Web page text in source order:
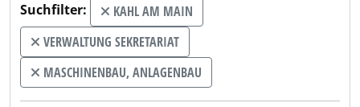
Suchfilter:
KAHL AM MAIN
VERWALTUNG SEKRETARIAT
MASCHINENBAU, ANLAGENBAU